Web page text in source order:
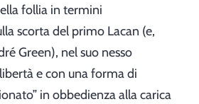
follia in termini
scorta del primo Lacan (e,
Green), nel suo nesso
e con una forma di
in obbedienza alla carica